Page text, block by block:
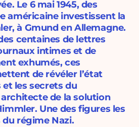
Le 6 mai 1945, des
américaine investissent la
à Gmund en Allemagne.
centaines de lettres
intimes et de
exhumés, ces
de révéler l’état
et les secrets du
architecte de la solution
Une des figures les
régime Nazi.